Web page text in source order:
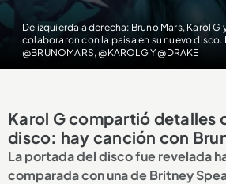
De izquierda a derecha: Bruno Mars, Karol G
colaboraron con la paisa en su nuevo disco.
@BRUNOMARS, @KAROLG Y @DRAKE
Karol G compartió detalles
disco: hay canción con
La portada del disco fue revelada
comparada con una de Britney